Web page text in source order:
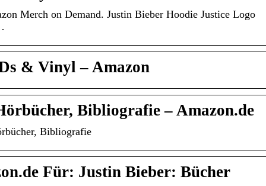
Merch on Demand. Justin Bieber Hoodie Justice Logo
& Vinyl – Amazon
Bibliografie – Amazon.de
Bibliografie
Für: Justin Bieber: Bücher